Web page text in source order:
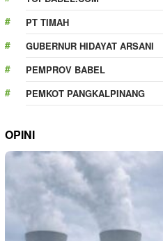
PT TIMAH
GUBERNUR HIDAYAT ARSANI
PEMPROV BABEL
PEMKOT PANGKALPINANG
OPINI